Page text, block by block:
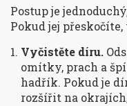
Postup je
Pokud jej
Vyčistěte díru.
omítky, prach a
hadřík. Pokud je
rozšířit na